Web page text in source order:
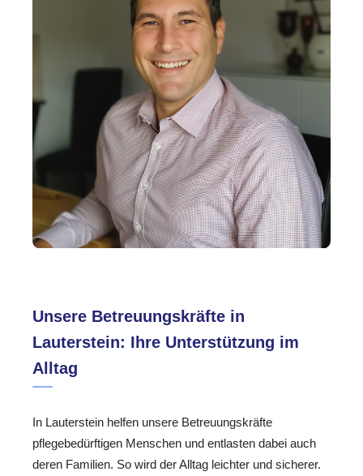
Unsere Betreuungskräfte in
Lauterstein: Ihre Unterstützung im
Alltag
In Lauterstein helfen unsere Betreuungskräfte
pflegebedürftigen Menschen und entlasten dabei auch
deren Familien. So wird der Alltag leichter und sicherer.